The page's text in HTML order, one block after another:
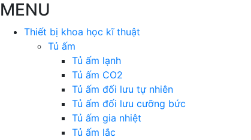
MENU
Thiết bị khoa học kĩ thuật
Tủ ấm
Tủ ấm lạnh
Tủ ấm CO2
Tủ ấm đối lưu tự nhiên
Tủ ấm đối lưu cưỡng bức
Tủ ấm gia nhiệt
Tủ ấm lắc